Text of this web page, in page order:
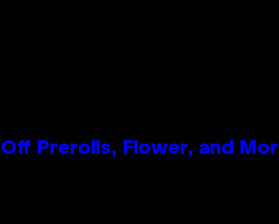
Prerolls, Flower, and